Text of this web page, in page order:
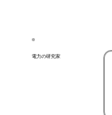
電力の研究家